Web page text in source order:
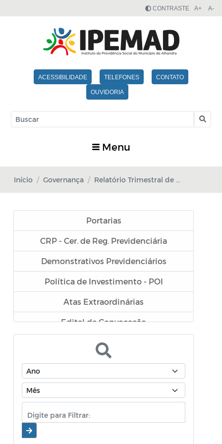
ACESSIBILIDADE TELEFONES CONTATO
OUVIDORIA
CONTRASTE A+ A-
Menu
Início Governança Relatório Trimestral de Investimento
Portarias
CRP - Cer. de Reg. Previdenciária
Demonstrativos Previdenciários
Política de Investimento - POI
Atas Extraordinárias
Edital de Convocação
APR - Autorização de Aplicação e
Resgate
Credenciamento
Previdência - CMP
Atas do Comitê de Investimentos - COI